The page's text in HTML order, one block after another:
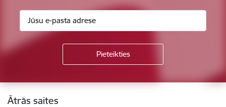
Kājene
Ātrās saites